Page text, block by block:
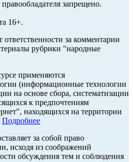
запрещено.
16+.
ответственности за комментарии
рубрики "народные
применяются
(информационные технологии
на основе сбора, систематизации
к предпочтениям
находящихся на территории
Подробнее
за собой право
исходя из соображений
обсуждения тем и соблюдения